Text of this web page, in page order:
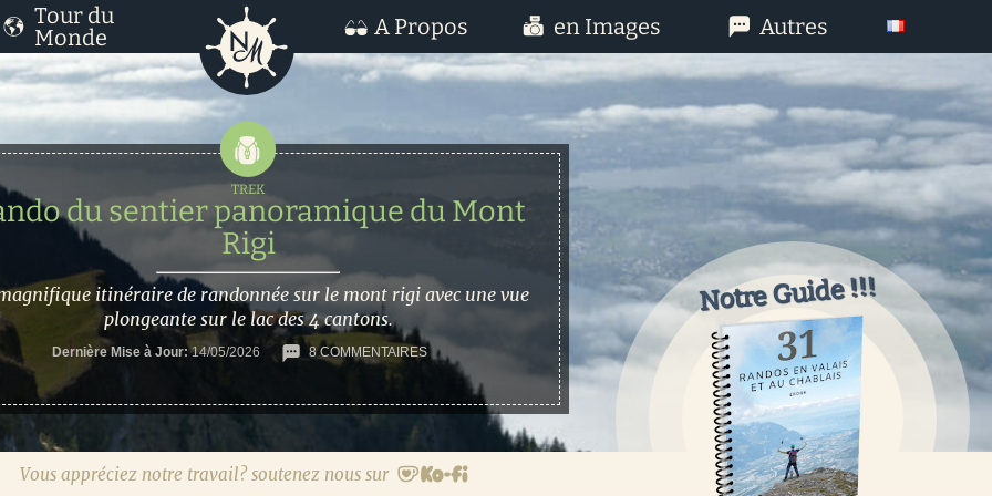
Tour du
Monde
A Propos en Images Autres
Notre Guide !!!
Vous appréciez notre travail? soutenez nous sur
du sentier panoramique du Mont
Rigi
itinéraire de randonnée sur le mont rigi avec une vue
plongeante sur le lac des 4 cantons.
Dernière Mise à Jour: 14/05/2026 8 COMMENTAIRES